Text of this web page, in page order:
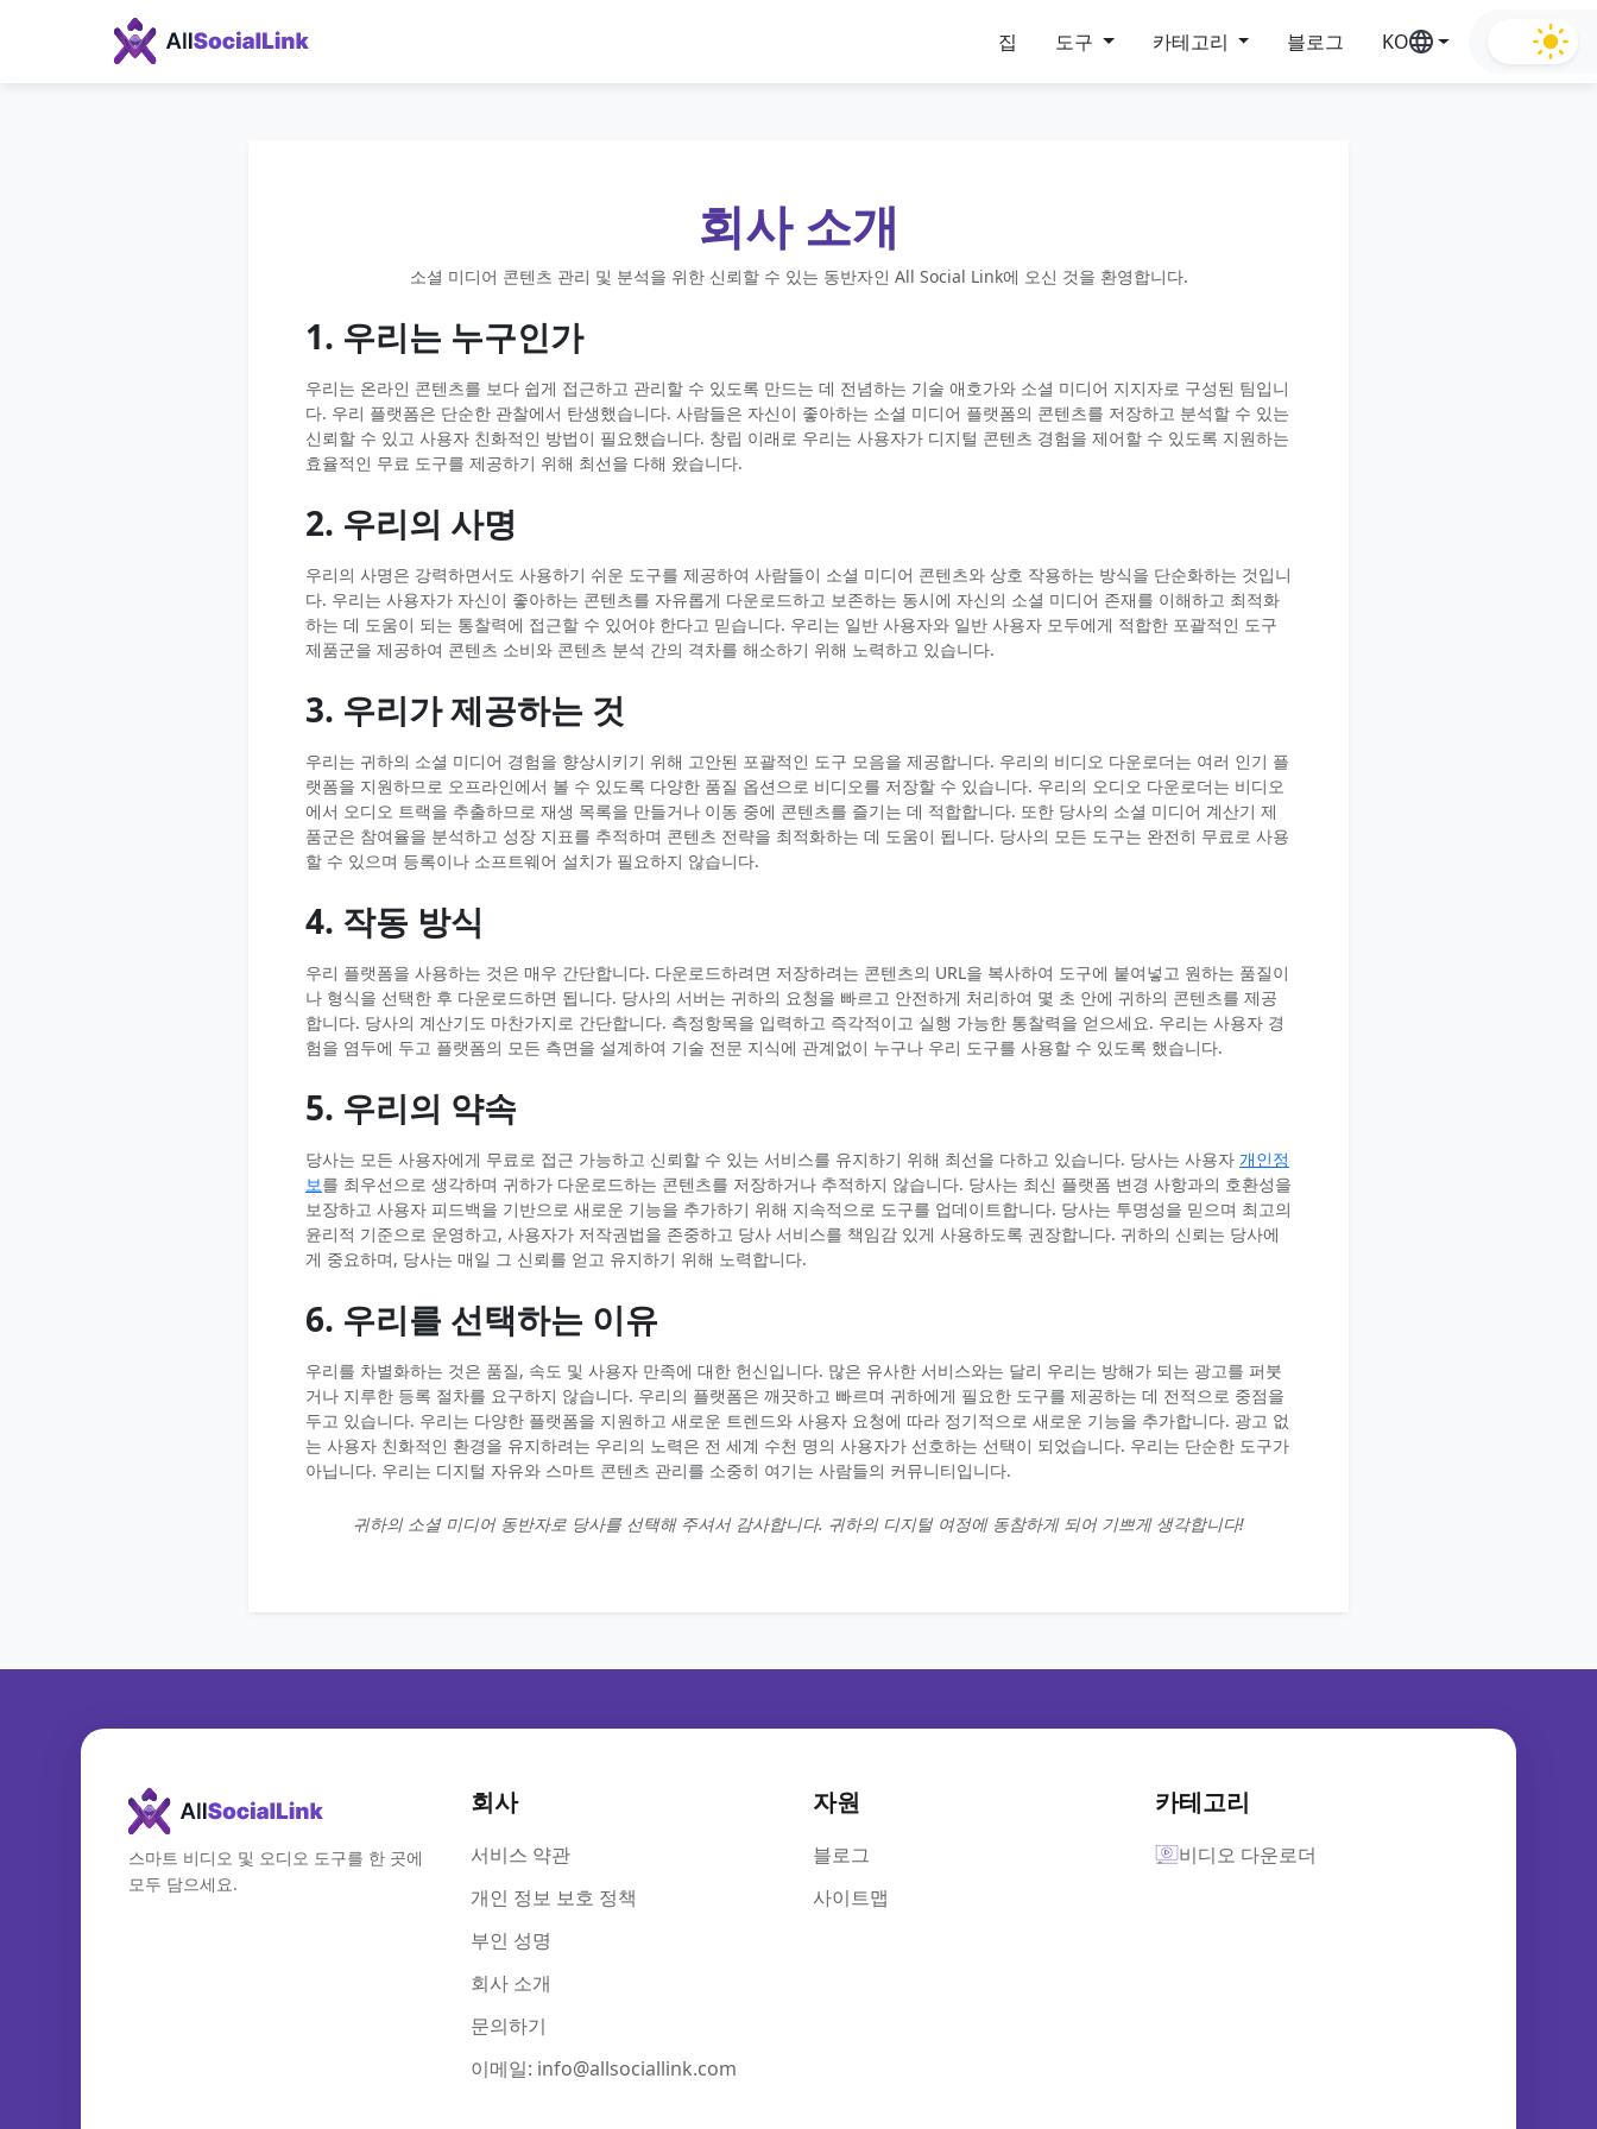
집 도구 카테고리 블로그 KO
회사 소개
소셜 미디어 콘텐츠 관리 및 분석을 위한 신뢰할 수 있는 동반자인 All Social Link에 오신 것을 환영합니다.
1. 우리는 누구인가
우리는 온라인 콘텐츠를 보다 쉽게 ​​접근하고 관리할 수 있도록 만드는 데 전념하는 기술 애호가와 소셜 미디어 지지자로 구성된 팀입니
다. 우리 플랫폼은 단순한 관찰에서 탄생했습니다. 사람들은 자신이 좋아하는 소셜 미디어 플랫폼의 콘텐츠를 저장하고 분석할 수 있는
신뢰할 수 있고 사용자 친화적인 방법이 필요했습니다. 창립 이래로 우리는 사용자가 디지털 콘텐츠 경험을 제어할 수 있도록 지원하는
효율적인 무료 도구를 제공하기 위해 최선을 다해 왔습니다.
2. 우리의 사명
우리의 사명은 강력하면서도 사용하기 쉬운 도구를 제공하여 사람들이 소셜 미디어 콘텐츠와 상호 작용하는 방식을 단순화하는 것입니
다. 우리는 사용자가 자신이 좋아하는 콘텐츠를 자유롭게 다운로드하고 보존하는 동시에 자신의 소셜 미디어 존재를 이해하고 최적화
하는 데 도움이 되는 통찰력에 접근할 수 있어야 한다고 믿습니다. 우리는 일반 사용자와 일반 사용자 모두에게 적합한 포괄적인 도구
제품군을 제공하여 콘텐츠 소비와 콘텐츠 분석 간의 격차를 해소하기 위해 노력하고 있습니다.
3. 우리가 제공하는 것
우리는 귀하의 소셜 미디어 경험을 향상시키기 위해 고안된 포괄적인 도구 모음을 제공합니다. 우리의 비디오 다운로더는 여러 인기 플
랫폼을 지원하므로 오프라인에서 볼 수 있도록 다양한 품질 옵션으로 비디오를 저장할 수 있습니다. 우리의 오디오 다운로더는 비디오
에서 오디오 트랙을 추출하므로 재생 목록을 만들거나 이동 중에 콘텐츠를 즐기는 데 적합합니다. 또한 당사의 소셜 미디어 계산기 제
품군은 참여율을 분석하고 성장 지표를 추적하며 콘텐츠 전략을 최적화하는 데 도움이 됩니다. 당사의 모든 도구는 완전히 무료로 사용
할 수 있으며 등록이나 소프트웨어 설치가 필요하지 않습니다.
4. 작동 방식
우리 플랫폼을 사용하는 것은 매우 간단합니다. 다운로드하려면 저장하려는 콘텐츠의 URL을 복사하여 도구에 붙여넣고 원하는 품질이
나 형식을 선택한 후 다운로드하면 됩니다. 당사의 서버는 귀하의 요청을 빠르고 안전하게 처리하여 몇 초 안에 귀하의 콘텐츠를 제공
합니다. 당사의 계산기도 마찬가지로 간단합니다. 측정항목을 입력하고 즉각적이고 실행 가능한 통찰력을 얻으세요. 우리는 사용자 경
험을 염두에 두고 플랫폼의 모든 측면을 설계하여 기술 전문 지식에 관계없이 누구나 우리 도구를 사용할 수 있도록 했습니다.
5. 우리의 약속
당사는 모든 사용자에게 무료로 접근 가능하고 신뢰할 수 있는 서비스를 유지하기 위해 최선을 다하고 있습니다. 당사는 사용자 개인정
보를 최우선으로 생각하며 귀하가 다운로드하는 콘텐츠를 저장하거나 추적하지 않습니다. 당사는 최신 플랫폼 변경 사항과의 호환성을
보장하고 사용자 피드백을 기반으로 새로운 기능을 추가하기 위해 지속적으로 도구를 업데이트합니다. 당사는 투명성을 믿으며 최고의
윤리적 기준으로 운영하고, 사용자가 저작권법을 존중하고 당사 서비스를 책임감 있게 사용하도록 권장합니다. 귀하의 신뢰는 당사에
게 중요하며, 당사는 매일 그 신뢰를 얻고 유지하기 위해 노력합니다.
6. 우리를 선택하는 이유
우리를 차별화하는 것은 품질, 속도 및 사용자 만족에 대한 헌신입니다. 많은 유사한 서비스와는 달리 우리는 방해가 되는 광고를 퍼붓
거나 지루한 등록 절차를 요구하지 않습니다. 우리의 플랫폼은 깨끗하고 빠르며 귀하에게 필요한 도구를 제공하는 데 전적으로 중점을
두고 있습니다. 우리는 다양한 플랫폼을 지원하고 새로운 트렌드와 사용자 요청에 따라 정기적으로 새로운 기능을 추가합니다. 광고 없
는 사용자 친화적인 환경을 유지하려는 우리의 노력은 전 세계 수천 명의 사용자가 선호하는 선택이 되었습니다. 우리는 단순한 도구가
아닙니다. 우리는 디지털 자유와 스마트 콘텐츠 관리를 소중히 여기는 사람들의 커뮤니티입니다.
귀하의 소셜 미디어 동반자로 당사를 선택해 주셔서 감사합니다. 귀하의 디지털 여정에 동참하게 되어 기쁘게 생각합니다!
스마트 비디오 및 오디오 도구를 한 곳에
모두 담으세요.
회사
서비스 약관
개인 정보 보호 정책
부인 성명
회사 소개
문의하기
이메일: info@allsociallink.com
자원
블로그
사이트맵
카테고리
비디오 다운로더